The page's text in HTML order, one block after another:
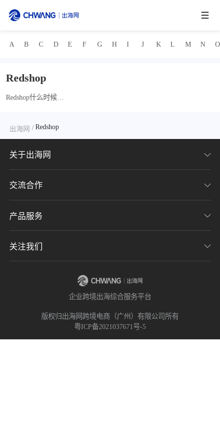
跨境展会
出海服务
了解出海网
A B C D E F G H I J K L M N O
Redshop
Redshop什么时候开
出海网 / Redshop
关于出海网
关于我们
加入我们
隐私协议
交流合作
联系我们
意见反馈
产品服务
CHWE全球跨境电商展
关注我们
企业跨境出海综合服务平台
版权归出海网跨境电商（广州）有限公司所有
粤ICP备2021037671号-5